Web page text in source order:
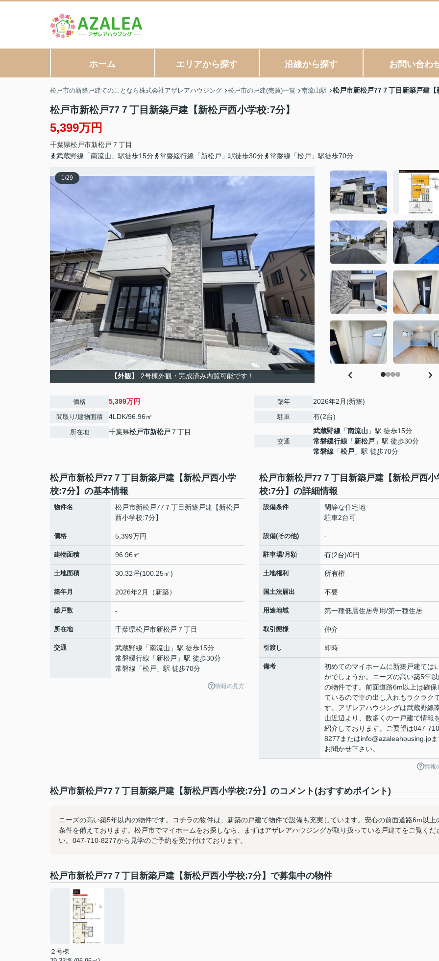
ホーム エリアから探す 沿線から探す お問い合わ
松戸市の新築戸建てのことなら株式会社アザレアハウジング 松戸市の戸建(売買)一覧 南流山駅 松戸市新松戸77７丁目新築戸建
松戸市新松戸77７丁目新築戸建【新松戸西小学校:7分】
5,399万円
千葉県松戸市新松戸 ７丁目
武蔵野線「南流山」駅徒歩15分
常磐緩行線「新松戸」駅徒歩30分 常磐線「松戸」駅徒歩70分
1/29
【外観】 2号棟外観・完成済み内覧可能です！
価格 5,399万円
間取り/建物面積 4LDK/96.96㎡
所在地 千葉県松戸市新松戸 ７丁目
築年 2026年2月(新築)
駐車 有(2台)
交通
武蔵野線 「南流山 」駅 徒歩15分
常磐緩行線 「新松戸 」駅 徒歩30分
常磐線 「松戸 」駅 徒歩70分
松戸市新松戸77７丁目新築戸建【新松戸西小学
校:7分】の基本情報
物件名
松戸市新松戸77７丁目新築戸建【新松戸
西小学校:7分】
価格 5,399万円
建物面積 96.96㎡
土地面積 30.32坪(100.25㎡)
築年月 2026年2月（新築）
総戸数 -
所在地 千葉県松戸市新松戸 ７丁目
交通 武蔵野線 「南流山 」駅 徒歩15分
常磐緩行線 「新松戸 」駅 徒歩30分
常磐線 「松戸 」駅 徒歩70分
情報の見方
松戸市新松戸77７丁目新築戸建【新松戸西小
校:7分】の詳細情報
設備条件
閑静な住宅地
駐車2台可
設備(その他) -
駐車場/月額 有(2台)/0円
土地権利 所有権
国土法届出 不要
用途地域 第一種低層住居専用/第一種住居
取引態様 仲介
引渡し 即時
備考
初めてのマイホームに新築戸建ては
がでしょうか。ニーズの高い築5年
の物件です。前面道路6m以上は確保
ているので車の出し入れもラクラク
す。アザレアハウジングは武蔵野線
山近辺より、数多くの一戸建て情報
紹介しております。ご要望は047-
8277またはinfo@azaleahousing.jp
お聞かせ下さい。
情報
松戸市新松戸77７丁目新築戸建【新松戸西小学校:7分】のコメント(おすすめポイント)
ニーズの高い築5年以内の物件です。コチラの物件は、新築の戸建て物件で設備も充実しています。安心の前面道路6m以上
条件を備えております。松戸市でマイホームをお探しなら、まずはアザレアハウジングが取り扱っている戸建てをご覧くだ
い。047-710-8277から見学のご予約を受け付けております。
松戸市新松戸77７丁目新築戸建【新松戸西小学校:7分】で募集中の物件
２号棟